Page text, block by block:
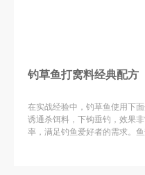
钓草鱼打窝料经典配方
在实战经验中，钓草鱼使用下
诱通杀饵料，下钩垂钓，效果
率，满足钓鱼爱好者的需求。